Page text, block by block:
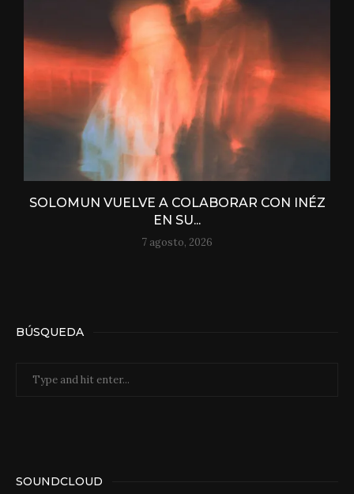
SOLOMUN VUELVE A COLABORAR CON INÉZ
EN SU...
7 agosto, 2026
BÚSQUEDA
SOUNDCLOUD